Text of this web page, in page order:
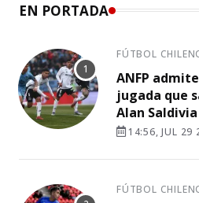
EN PORTADA
FÚTBOL
ANFP
jugada que
Alan
14:56, JUL 29
FÚTBOL